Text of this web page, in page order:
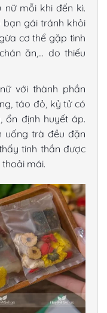
nữ mỗi khi đến kì.
bạn gái tránh khỏi
cơ thể gặp tình
ăn,… do thiếu
với thành phần
táo đỏ, kỷ tử có
ổn định huyết áp.
uống trà đều đặn
tinh thần được
mái.